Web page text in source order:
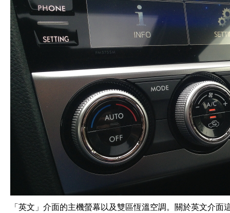
「英文」介面的主機螢幕以及雙區恆溫空調。關於英文介